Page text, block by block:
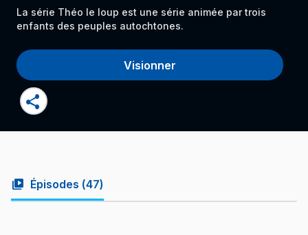
La série Théo le loup est une série animée par trois
enfants des peuples autochtones.
Visionner
share
video_library Épisodes (47)